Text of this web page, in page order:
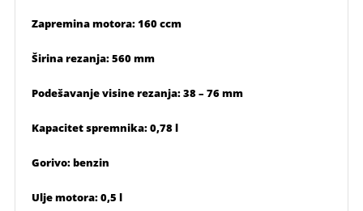
Zapremina motora: 160 ccm
Širina rezanja: 560 mm
Podešavanje visine rezanja: 38 – 76 mm
Kapacitet spremnika: 0,78 l
Gorivo: benzin
Ulje motora: 0,5 l